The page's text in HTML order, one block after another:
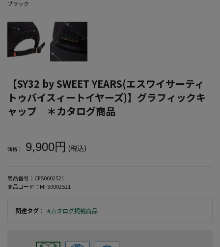
ブラック
【SY32 by SWEET YEARS(エスワイサーティ
トゥバイスィートイヤーズ)】グラフィックキ
ャップ ＊カタログ商品
価格： 9,900円 (税込)
商品番号： CFS0002521
商品コード： MFS0002521
関連タグ ： #カタログ掲載商品